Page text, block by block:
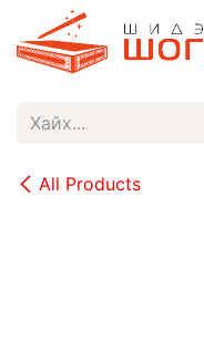
Skip to Content
All Products